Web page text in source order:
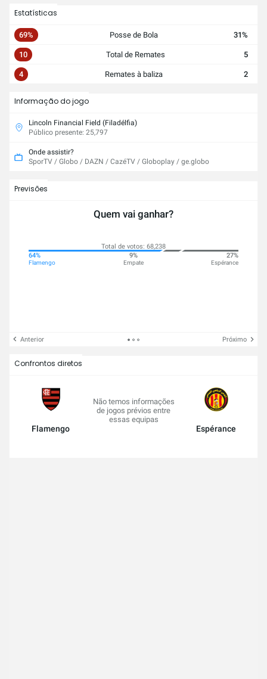
Estatísticas
69% Posse de Bola 31%
10 Total de Remates 5
4 Remates à baliza 2
Informação do jogo
Lincoln Financial Field (Filadélfia)
Público presente: 25,797
Onde assistir?
SporTV / Globo / DAZN / CazéTV / Globoplay / ge.globo
Previsões
Quem vai ganhar?
Total de votos: 68,238
64%
Flamengo
9%
Empate
27%
Espérance
Anterior Próximo
Confrontos diretos
Flamengo
Não temos informações
de jogos prévios entre
essas equipas
Espérance